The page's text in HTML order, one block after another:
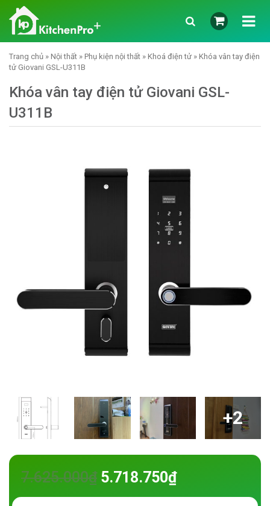
Trang chủ » Nội thất » Phụ kiện nội thất » Khoá điện tử » Khóa vân tay điện
tử Giovani GSL-U311B
Khóa vân tay điện tử Giovani GSL-
U311B
+2
7.625.000₫ 5.718.750₫